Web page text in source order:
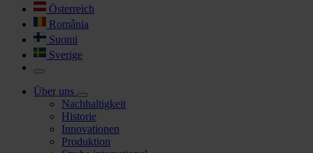
Österreich
România
Suomi
Sverige
Über uns
Nachhaltigkeit
Historie
Innovationen
Produktion